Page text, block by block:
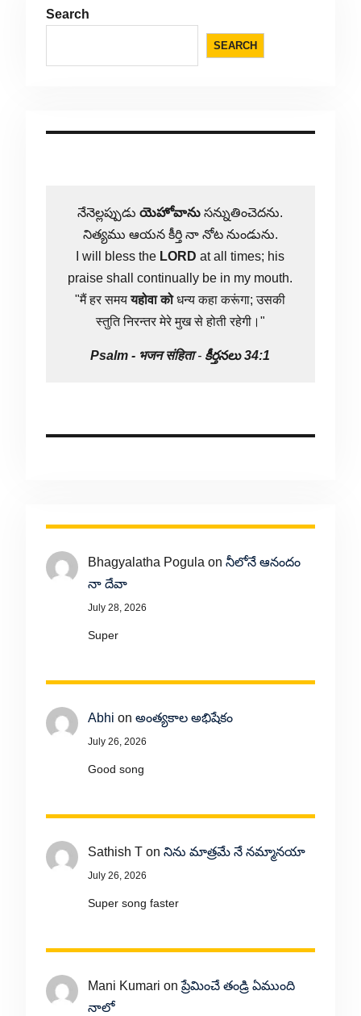
Search
SEARCH
నేనెల్లప్పుడుయెహోవాను సన్నుతించెదను.
నిత్యము ఆయన కీర్తి నా నోట నుండును.
I will bless the LORD at all times; his
praise shall continually be in my mouth.
"मैं हर समययहोवा कोधन्य कहा करूंगा; उसकी
स्तुति निरन्तर मेरे मुख से होती रहेगी।"
Psalm - भजन संहिता- కీర్తనలు 34:1
Bhagyalatha Pogula on నీలోనే ఆనందం
నా దేవా
July 28, 2026
Super
Abhi on అంత్యకాల అభిషేకం
July 26, 2026
Good song
Sathish Ton నిను మాత్రమే నే నమ్మానయా
July 26, 2026
Super song faster
Mani Kumari onప్రేమించే తండ్రి ఏముంది
నాలో